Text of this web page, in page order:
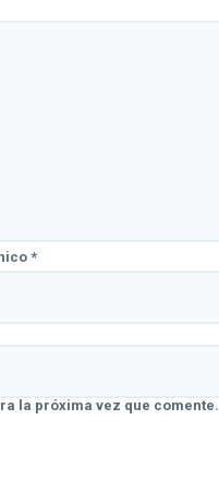
*
la próxima vez que comente.